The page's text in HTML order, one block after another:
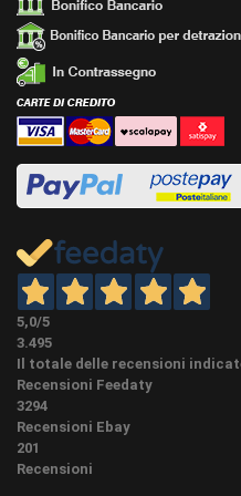
PEZZI
SPECIALI
PEZZI SPECIALI
articolo possiamo
(la creazione di
acquistarli qui
associati oppure
homepage.
CAMPIONI
Tagliare con
denti fini.
per garantire una
infiltrazioni
delicato,
estremità per
Si consiglia l’8%
metratura
accuratamente
5,0/5
3.495
Il totale delle recensioni
Recensioni Feedaty
3294
Recensioni Ebay
201
Recensioni